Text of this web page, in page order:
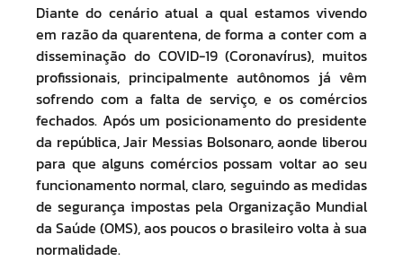
Diante do cenário atual a qual estamos vivendo
em razão da quarentena, de forma a conter com a
disseminação do COVID-19 (Coronavírus), muitos
profissionais, principalmente autônomos já vêm
sofrendo com a falta de serviço, e os comércios
fechados. Após um posicionamento do presidente
da república, Jair Messias Bolsonaro, aonde liberou
para que alguns comércios possam voltar ao seu
funcionamento normal, claro, seguindo as medidas
de segurança impostas pela Organização Mundial
da Saúde (OMS), aos poucos o brasileiro volta à sua
normalidade.